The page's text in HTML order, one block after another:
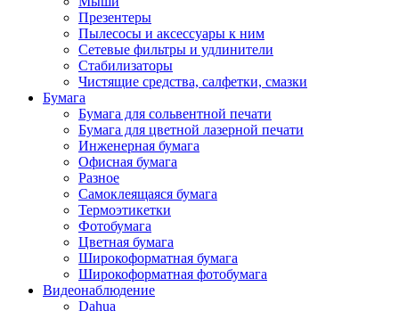
Презентеры
Пылесосы и аксессуары к ним
Сетевые фильтры и удлинители
Стабилизаторы
Чистящие средства, салфетки, смазки
Бумага
Бумага для сольвентной печати
Бумага для цветной лазерной печати
Инженерная бумага
Офисная бумага
Разное
Самоклеящаяся бумага
Термоэтикетки
Фотобумага
Цветная бумага
Широкоформатная бумага
Широкоформатная фотобумага
Видеонаблюдение
Dahua